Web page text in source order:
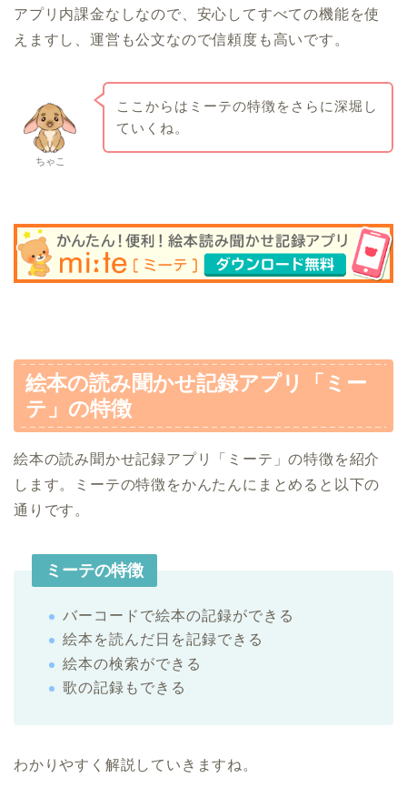
アプリ内課金なしなので、安心してすべての機能を使
えますし、運営も公文なので信頼度も高いです。
ちゃこ
ここからはミーテの特徴をさらに深堀し
ていくね。
絵本の読み聞かせ記録アプリ「ミー
テ」の特徴
絵本の読み聞かせ記録アプリ「ミーテ」の特徴を紹介
します。ミーテの特徴をかんたんにまとめると以下の
通りです。
ミーテの特徴
バーコードで絵本の記録ができる
絵本を読んだ日を記録できる
絵本の検索ができる
歌の記録もできる
わかりやすく解説していきますね。